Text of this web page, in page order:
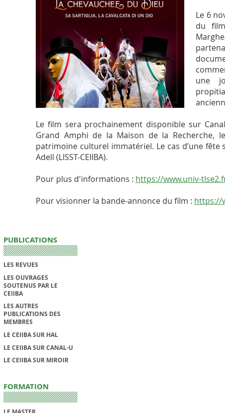
Le 6
du
une
Le film sera prochainement disponible sur
Grand Amphi de la Maison de la Recherche,
patrimoine culturel immatériel. Le cas d’une fête
Adell (LISST-CEIIBA).
Pour plus d'informations : https://www.univ-
Pour visionner la bande-annonce du film : https://
PUBLICATIONS
LES REVUES
LES OUVRAGES
SOUTENUS PAR LE
CEIIBA
LES AUTRES
PUBLICATIONS DES
MEMBRES
LE CEIIBA SUR HAL
LE CEIIBA SUR CANAL-U
LE CEIIBA SUR MIROIR
FORMATION